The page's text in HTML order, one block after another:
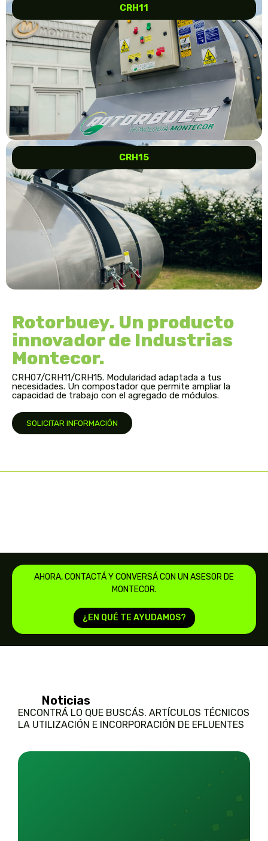
CRH11
CRH15
Rotorbuey. Un producto
innovador de Industrias
Montecor.
CRH07/CRH11/CRH15. Modularidad adaptada a tus
necesidades. Un compostador que permite ampliar la
capacidad de trabajo con el agregado de módulos.
SOLICITAR INFORMACIÓN
AHORA, CONTACTÁ Y CONVERSÁ CON UN ASESOR DE
MONTECOR.
¿EN QUÉ TE AYUDAMOS?
Noticias
ENCONTRÁ LO QUE BUSCÁS. ARTÍCULOS TÉCNICOS
LA UTILIZACIÓN E INCORPORACIÓN DE EFLUENTES